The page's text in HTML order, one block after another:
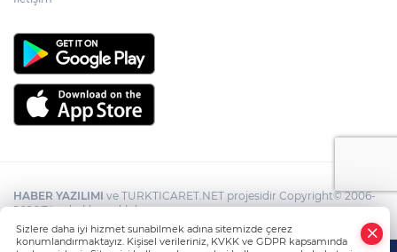
HABER YAZILIMI ve TURKTICARET.NET projesidir Copyright© 2006-
2026 Tüm hakları saklıdır.
Sizlere daha iyi hizmet sunabilmek adına sitemizde çerez
konumlandırmaktayız. Kişisel verileriniz, KVKK ve GDPR kapsamında